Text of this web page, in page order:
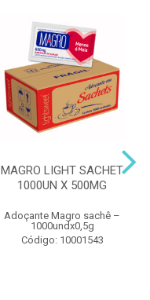
MAGRO LIGHT SACHET
1000UN X 500MG
Adoçante Magro sachê –
1000undx0,5g
Código: 10001543